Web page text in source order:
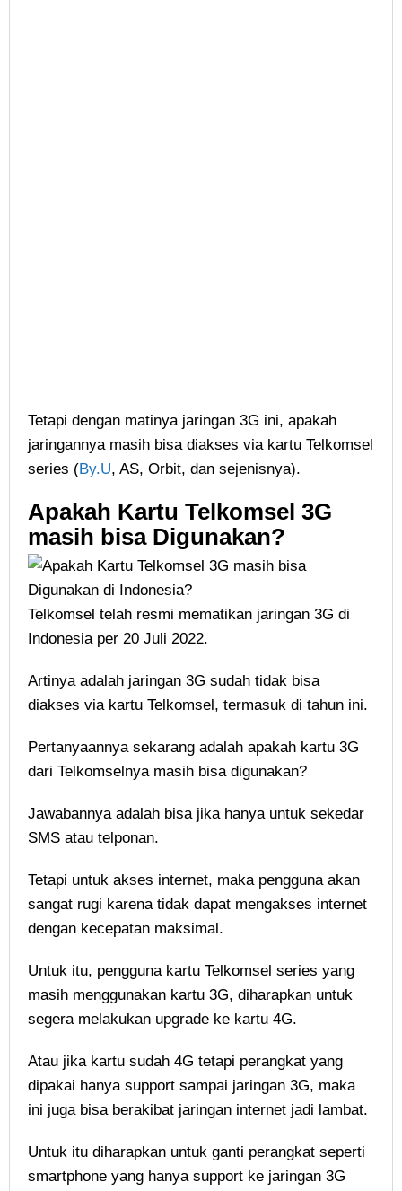
Tetapi dengan matinya jaringan 3G ini, apakah
jaringannya masih bisa diakses via kartu Telkomsel
series (By.U, AS, Orbit, dan sejenisnya).
Apakah Kartu Telkomsel 3G
masih bisa Digunakan?
Telkomsel telah resmi mematikan jaringan 3G di
Indonesia per 20 Juli 2022.
Artinya adalah jaringan 3G sudah tidak bisa
diakses via kartu Telkomsel, termasuk di tahun ini.
Pertanyaannya sekarang adalah apakah kartu 3G
dari Telkomselnya masih bisa digunakan?
Jawabannya adalah bisa jika hanya untuk sekedar
SMS atau telponan.
Tetapi untuk akses internet, maka pengguna akan
sangat rugi karena tidak dapat mengakses internet
dengan kecepatan maksimal.
Untuk itu, pengguna kartu Telkomsel series yang
masih menggunakan kartu 3G, diharapkan untuk
segera melakukan upgrade ke kartu 4G.
Atau jika kartu sudah 4G tetapi perangkat yang
dipakai hanya support sampai jaringan 3G, maka
ini juga bisa berakibat jaringan internet jadi lambat.
Untuk itu diharapkan untuk ganti perangkat seperti
smartphone yang hanya support ke jaringan 3G